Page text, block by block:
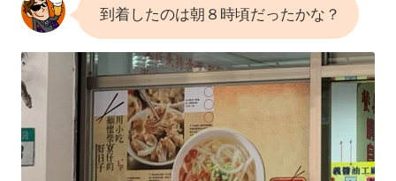
到着したのは朝８時頃だったかな？